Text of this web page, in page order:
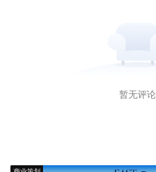
暂无评论